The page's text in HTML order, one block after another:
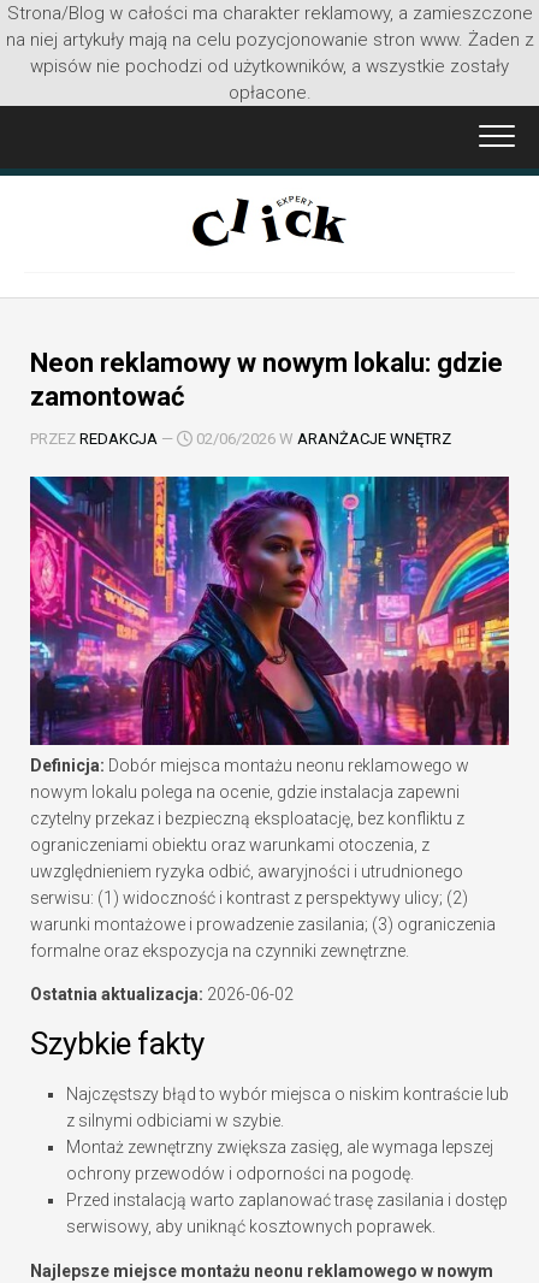
Strona/Blog w całości ma charakter reklamowy, a zamieszczone
na niej artykuły mają na celu pozycjonowanie stron www. Żaden z
wpisów nie pochodzi od użytkowników, a wszystkie zostały
opłacone.
treści
Neon reklamowy w nowym lokalu: gdzie
zamontować
PRZEZ REDAKCJA — 02/06/2026 W ARANŻACJE WNĘTRZ
Definicja: Dobór miejsca montażu neonu reklamowego w
nowym lokalu polega na ocenie, gdzie instalacja zapewni
czytelny przekaz i bezpieczną eksploatację, bez konfliktu z
ograniczeniami obiektu oraz warunkami otoczenia, z
uwzględnieniem ryzyka odbić, awaryjności i utrudnionego
serwisu: (1) widoczność i kontrast z perspektywy ulicy; (2)
warunki montażowe i prowadzenie zasilania; (3) ograniczenia
formalne oraz ekspozycja na czynniki zewnętrzne.
Ostatnia aktualizacja: 2026-06-02
Szybkie fakty
Najczęstszy błąd to wybór miejsca o niskim kontraście lub
z silnymi odbiciami w szybie.
Montaż zewnętrzny zwiększa zasięg, ale wymaga lepszej
ochrony przewodów i odporności na pogodę.
Przed instalacją warto zaplanować trasę zasilania i dostęp
serwisowy, aby uniknąć kosztownych poprawek.
Najlepsze miejsce montażu neonu reklamowego w nowym